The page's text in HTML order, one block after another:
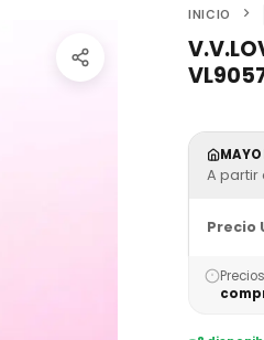
INICIO
A partir
Precio